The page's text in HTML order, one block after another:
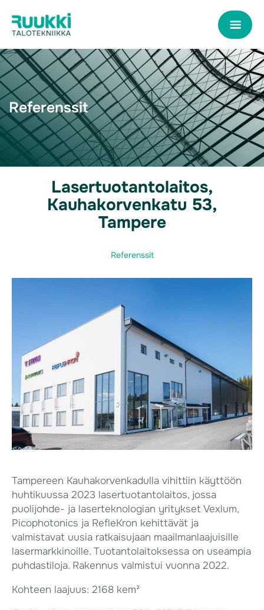
Referenssit
Lasertuotantolaitos,
Kauhakorvenkatu 53,
Tampere
Referenssit
Tampereen Kauhakorvenkadulla vihittiin käyttöön
huhtikuussa 2023 lasertuotantolaitos, jossa
puolijohde- ja laserteknologian yritykset Vexlum,
Picophotonics ja RefleKron kehittävät ja
valmistavat uusia ratkaisujaan maailmanlaajuisille
lasermarkkinoille. Tuotantolaitoksessa on useampia
puhdastiloja. Rakennus valmistui vuonna 2022.
Kohteen laajuus: 2168 kem²